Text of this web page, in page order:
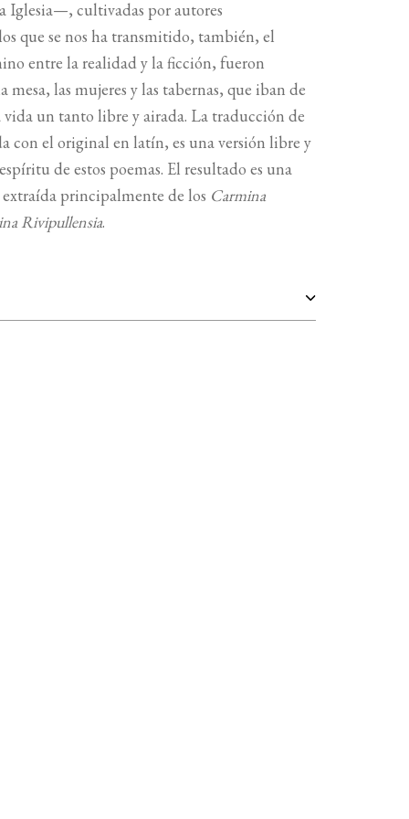
Iglesia—, cultivadas por autores
que se nos ha transmitido, también, el
entre la realidad y la ficción, fueron
las mujeres y las tabernas, que iban de
un tanto libre y airada. La traducción de
con el original en latín, es una versión libre y
de estos poemas. El resultado es una
principalmente de los Carmina
Rivipullensia.